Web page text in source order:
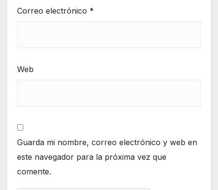
Correo electrónico *
Web
Guarda mi nombre, correo electrónico y web en
este navegador para la próxima vez que
comente.